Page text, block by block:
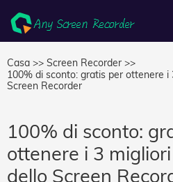
Casa >> Screen Recorder >>
100% di sconto: gratis per ottenere i
Screen Recorder
100% di sconto:
ottenere i 3
dello Screen